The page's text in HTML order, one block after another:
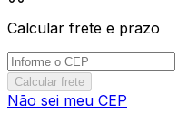
Calcular frete e prazo
Calcular frete
Não sei meu CEP